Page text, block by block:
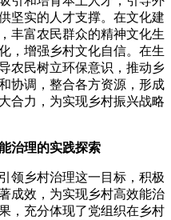
坚实的人才支撑。在文化建
丰富农民群众的精神文化生
，增强乡村文化自信。在生
农民树立环保意识，推动乡
协调，整合各方资源，形成
合力，为实现乡村振兴战略
治理的实践探索
领乡村治理这一目标，积极
成效，为实现乡村高效能治
，充分体现了党组织在乡村